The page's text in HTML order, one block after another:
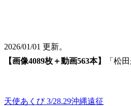
2026/01/01 更新。
【画像4089枚＋動画563本】
「松
天使あくび 3/28.29沖縄遠征